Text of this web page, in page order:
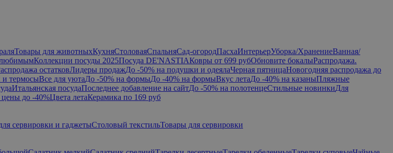
Товары для животныхКухняСтоловаяСпальняСад-огородПасхаИнтерьерУборка/ХранениеВанная/
Коллекции посуды 2025Посуда DE'NASTIAКовры от 699 рубОбновите бокалыРаспродажа.
остатковЛидеры продажДо -50% на подушки и одеялаЧерная пятницаНовогодняя распродажа до
и термосыВсе для уютаДо -50% на формыДо -40% на формыВкус летаДо -40% на казаныПляжные
Итальянская посудаПоследнее добавление на сайтДо -50% на полотенцеСтильные новинкиДля
до -40%Цвета летаКерамика по 169 руб
сервировки и гаджетыСтоловый текстильТовары для сервировки